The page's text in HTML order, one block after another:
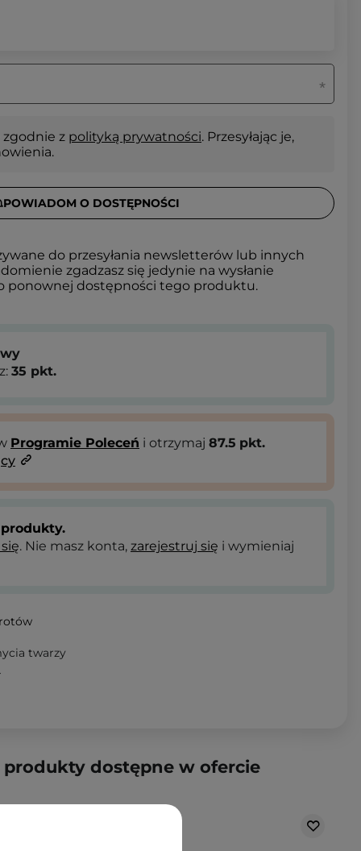
zgodnie z polityką prywatności. Przesyłając je,
POWIADOM O DOSTĘPNOŚCI
do przesyłania newsletterów lub innych
zgadzasz się jedynie na wysłanie
ponownej dostępności tego produktu.
35 pkt.
Programie Poleceń i otrzymaj 87.5 pkt.
. Nie masz konta, zarejestruj się i wymieniaj
twarzy
produkty dostępne w ofercie